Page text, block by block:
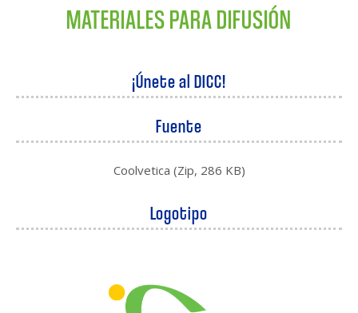
MATERIALES PARA DIFUSIÓN
¡Únete al DICC!
Fuente
Coolvetica (Zip, 286 KB)
Logotipo